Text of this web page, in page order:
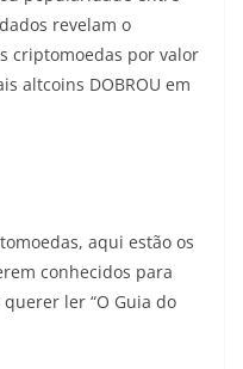
revelam o
criptomoedas por valor
altcoins DOBROU em
aqui estão os
conhecidos para
ler “O Guia do